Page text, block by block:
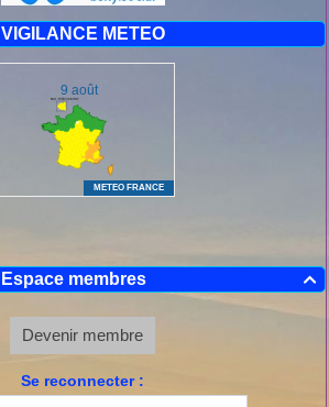
VIGILANCE METEO

Espace membres
Devenir membre
Se reconnecter :